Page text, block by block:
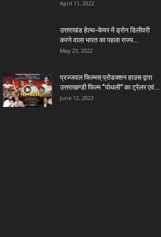
April 11, 2022
उत्तराखंड हेल्थ-केयर में ड्रोन डिलीवरी
करने वाला भारत का पहला राज्य...
May 23, 2022
प्रज्जवल फिल्मस् प्रोडक्शन हाउस द्वारा
उत्तराखण्डी फिल्म “पोथली” का ट्रेलर एवं...
June 12, 2023